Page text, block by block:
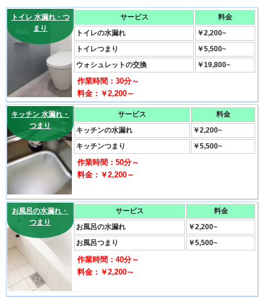
トイレ 水漏れ・つ
まり
サービス
料金
トイレの水漏れ
￥2,200~
トイレつまり
￥5,500~
ウォシュレットの交換
￥19,800~
作業時間：30分～
料金：￥2,200～
キッチン 水漏れ・
つまり
サービス
料金
キッチンの水漏れ
￥2,200~
キッチンつまり
￥5,500~
作業時間：50分～
料金：￥2,200～
お風呂の水漏れ・
つまり
サービス
料金
お風呂の水漏れ
￥2,200~
お風呂つまり
￥5,500~
作業時間：40分～
料金：￥2,200～